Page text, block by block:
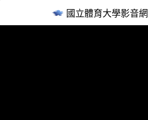
國立體育大學影音網